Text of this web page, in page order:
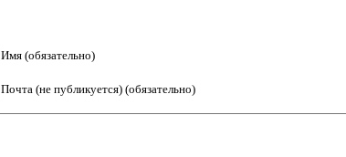
Имя (обязательно)
Почта (не публикуется) (обязательно)